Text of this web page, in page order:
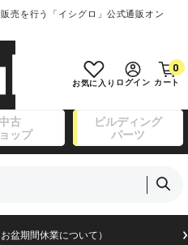
売を行う「イシグロ」公式通販オン
お気に入り ログイン カート
0
中古
ップ
ビルディング
パーツ
お知らせ（お盆期間休業について）
ーツ(14)
ル(174)
とは？
SA
新古品（メーカー問屋から仕入
れた未使用品）
※店頭展示時の置き傷が付いている
ものも含む
傷が極めて少ない極上品